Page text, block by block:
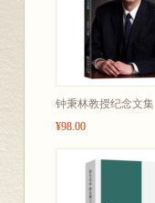
钟秉林教授纪念文集
¥98.00